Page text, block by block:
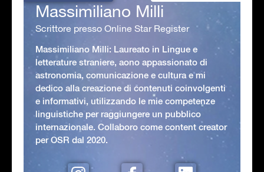
Massimiliano Milli
Scrittore presso Online Star Register
Massimiliano Milli: Laureato in Lingue e
letterature straniere, aono appassionato di
astronomia, comunicazione e cultura e mi
dedico alla creazione di contenuti coinvolgenti
e informativi, utilizzando le mie competenze
linguistiche per raggiungere un pubblico
internazionale. Collaboro come content creator
per OSR dal 2020.